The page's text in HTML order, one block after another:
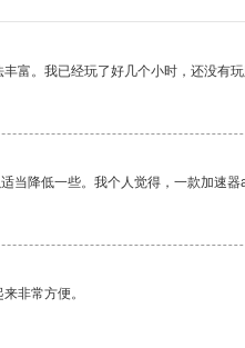
富。我已经玩了好几个小时，还没有玩
当降低一些。我个人觉得，一款加速器
非常方便。